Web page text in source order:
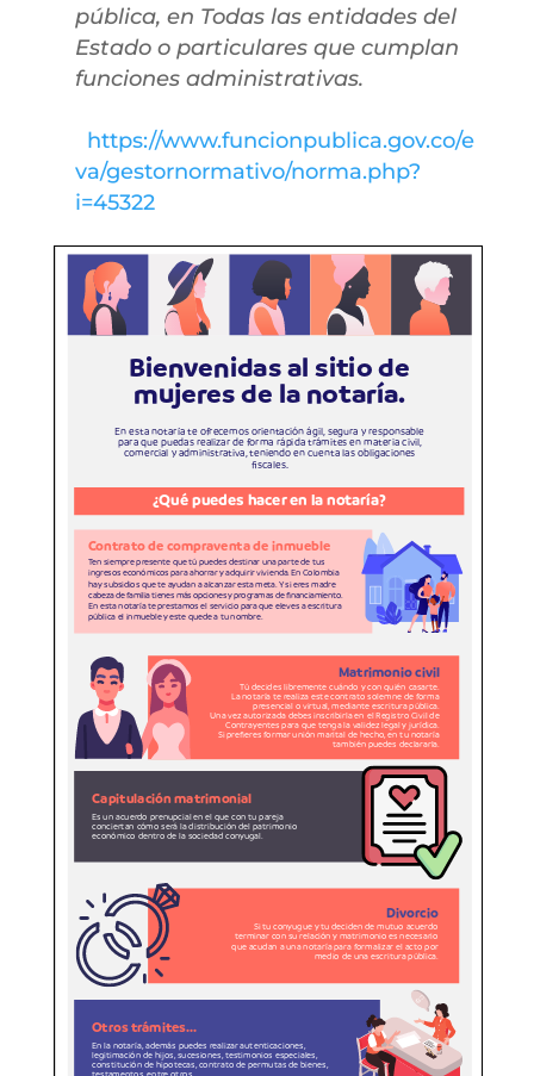
pública, en Todas las entidades del
Estado o particulares que cumplan
funciones administrativas.
https://www.funcionpublica.gov.co/e
va/gestornormativo/norma.php?
i=45322